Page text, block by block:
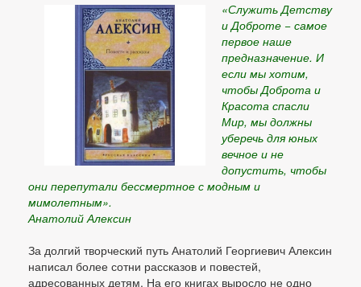
«Служить Детству
и Доброте − самое
первое наше
предназначение. И
если мы хотим,
чтобы Доброта и
Красота спасли
Мир, мы должны
уберечь для юных
вечное и не
допустить, чтобы
они перепутали бессмертное с модным и
мимолетным».
Анатолий Алексин
За долгий творческий путь Анатолий Георгиевич Алексин
написал более сотни рассказов и повестей,
адресованных детям. На его книгах выросло не одно